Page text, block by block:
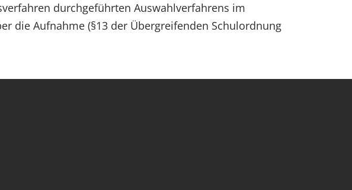
durchgeführten Auswahlverfahrens im
die Aufnahme (§13 der Übergreifenden Schulordnung